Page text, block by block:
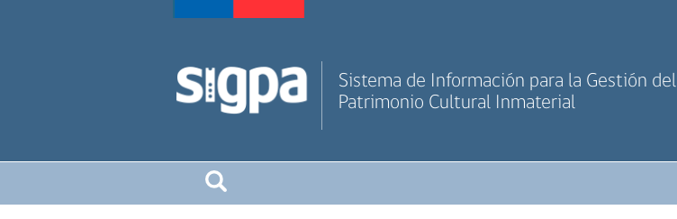
Sistema de Información para la Gestión del
Patrimonio Cultural Inmaterial